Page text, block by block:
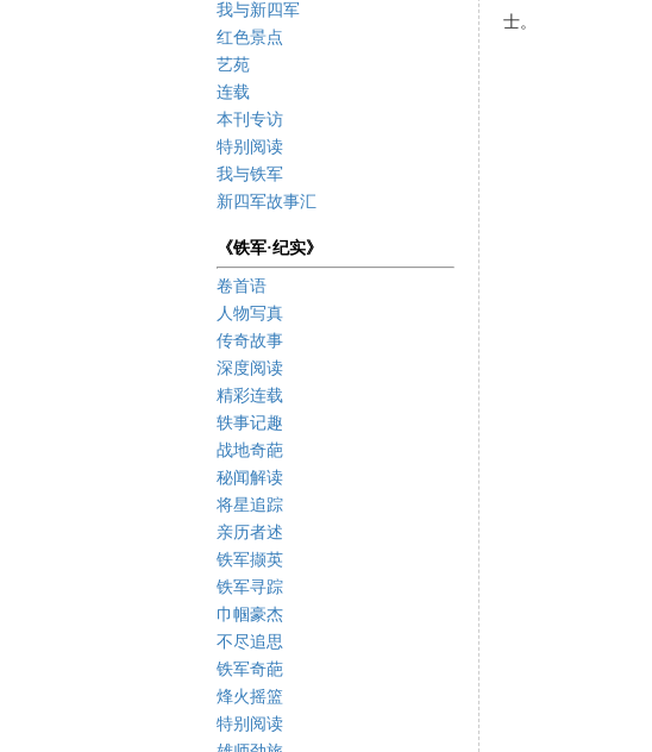
我与新四军
红色景点
艺苑
连载
本刊专访
特别阅读
我与铁军
新四军故事汇
《铁军·纪实》
卷首语
人物写真
传奇故事
深度阅读
精彩连载
轶事记趣
战地奇葩
秘闻解读
将星追踪
亲历者述
铁军撷英
铁军寻踪
巾帼豪杰
不尽追思
铁军奇葩
烽火摇篮
特别阅读
士。